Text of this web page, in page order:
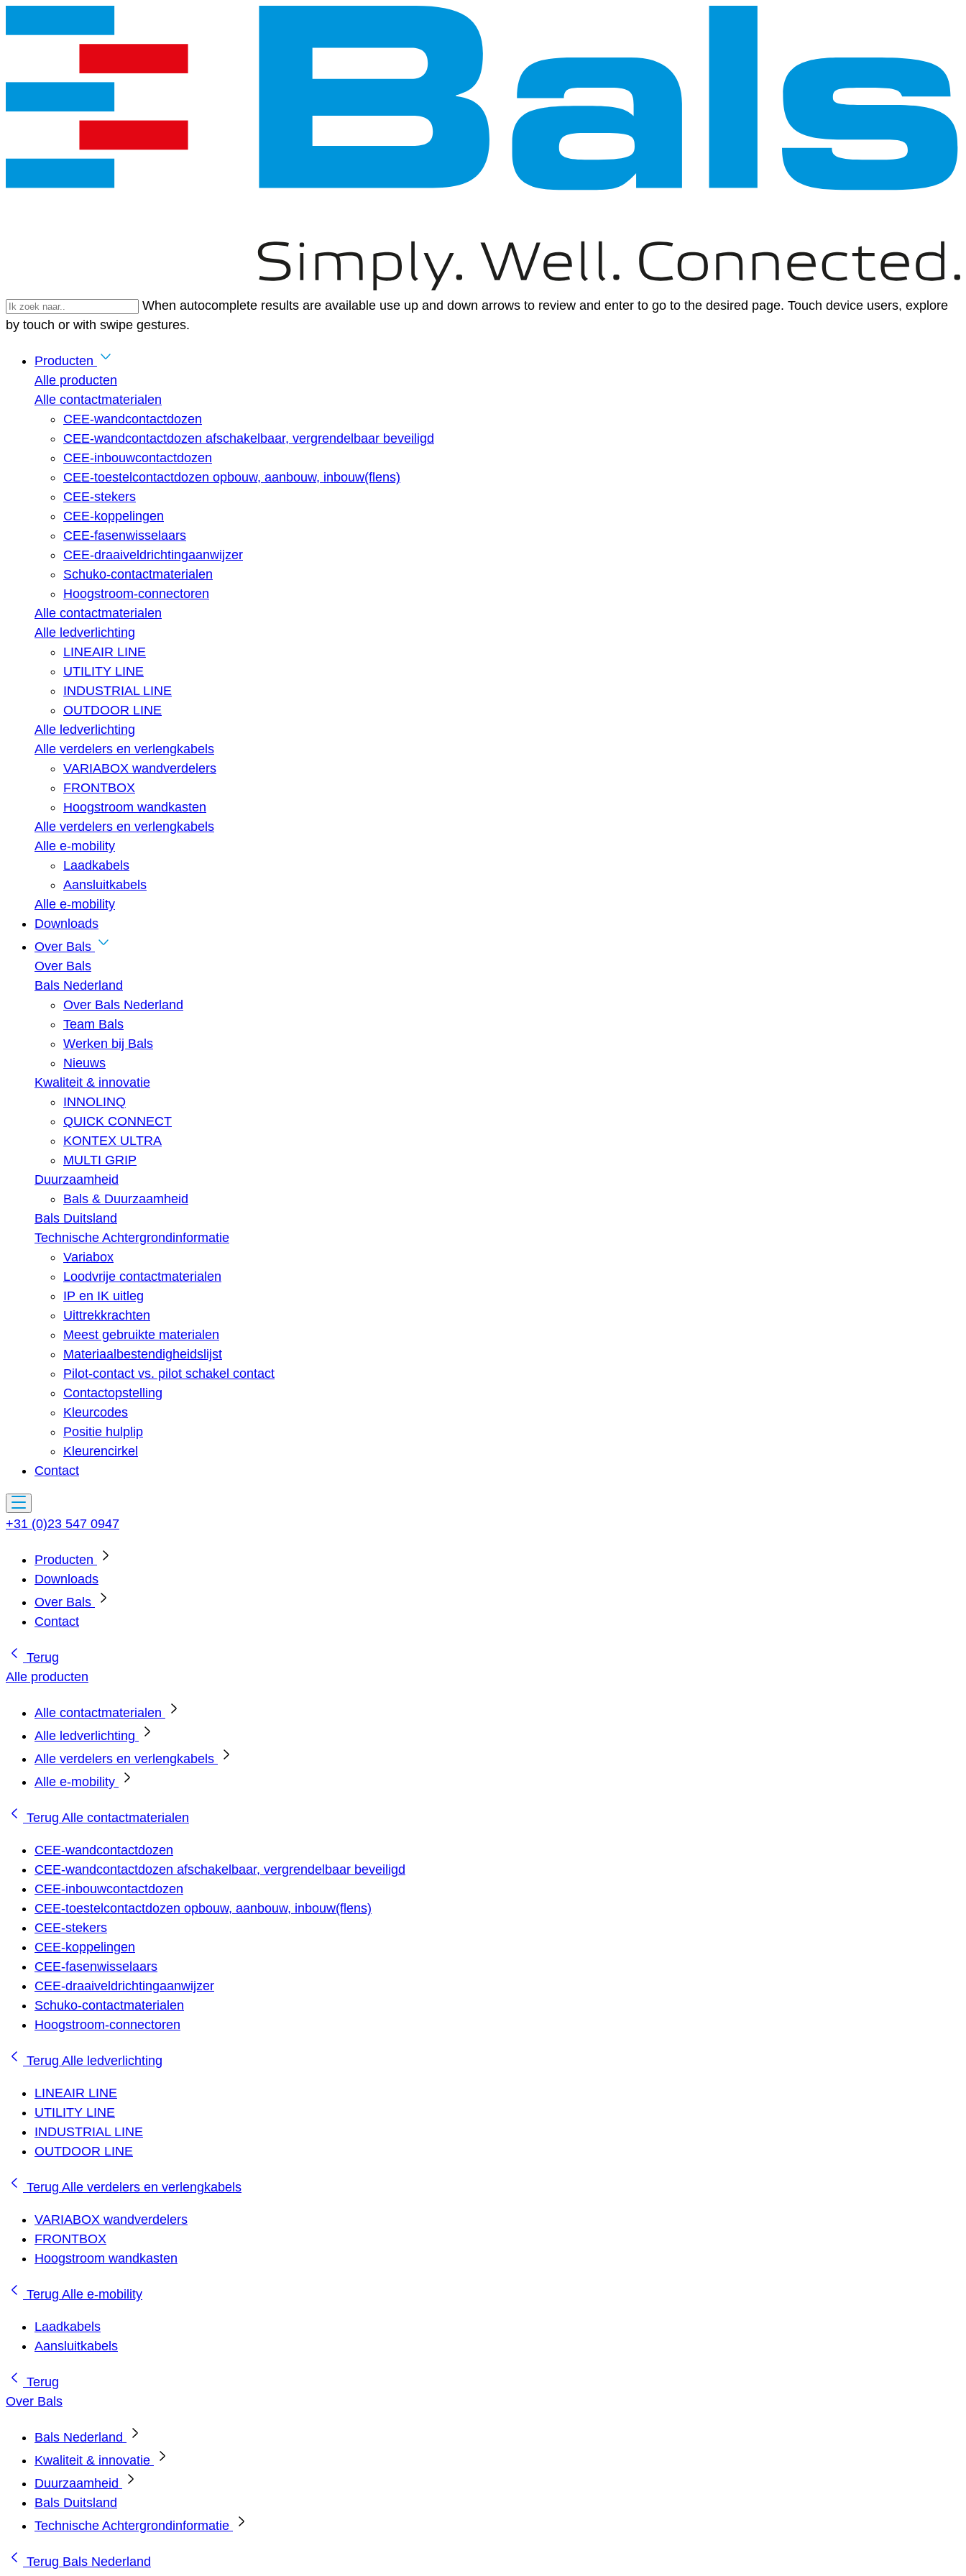
When autocomplete results are available use up and down arrows to review and enter to go to the desired page. Touch device users, explore
by touch or with swipe gestures.
Producten
Alle producten
Alle contactmaterialen
CEE-wandcontactdozen
CEE-wandcontactdozen afschakelbaar, vergrendelbaar beveiligd
CEE-inbouwcontactdozen
CEE-toestelcontactdozen opbouw, aanbouw, inbouw(flens)
CEE-stekers
CEE-koppelingen
CEE-fasenwisselaars
CEE-draaiveldrichtingaanwijzer
Schuko-contactmaterialen
Hoogstroom-connectoren
Alle contactmaterialen
Alle ledverlichting
LINEAIR LINE
UTILITY LINE
INDUSTRIAL LINE
OUTDOOR LINE
Alle ledverlichting
Alle verdelers en verlengkabels
VARIABOX wandverdelers
FRONTBOX
Hoogstroom wandkasten
Alle verdelers en verlengkabels
Alle e-mobility
Laadkabels
Aansluitkabels
Alle e-mobility
Downloads
Over Bals
Over Bals
Bals Nederland
Over Bals Nederland
Team Bals
Werken bij Bals
Nieuws
Kwaliteit & innovatie
INNOLINQ
QUICK CONNECT
KONTEX ULTRA
MULTI GRIP
Duurzaamheid
Bals & Duurzaamheid
Bals Duitsland
Technische Achtergrondinformatie
Variabox
Loodvrije contactmaterialen
IP en IK uitleg
Uittrekkrachten
Meest gebruikte materialen
Materiaalbestendigheidslijst
Pilot-contact vs. pilot schakel contact
Contactopstelling
Kleurcodes
Positie hulplip
Kleurencirkel
Contact
+31 (0)23 547 0947
Producten
Downloads
Over Bals
Contact
Terug
Alle producten
Alle contactmaterialen
Alle ledverlichting
Alle verdelers en verlengkabels
Alle e-mobility
Terug Alle contactmaterialen
CEE-wandcontactdozen
CEE-wandcontactdozen afschakelbaar, vergrendelbaar beveiligd
CEE-inbouwcontactdozen
CEE-toestelcontactdozen opbouw, aanbouw, inbouw(flens)
CEE-stekers
CEE-koppelingen
CEE-fasenwisselaars
CEE-draaiveldrichtingaanwijzer
Schuko-contactmaterialen
Hoogstroom-connectoren
Terug Alle ledverlichting
LINEAIR LINE
UTILITY LINE
INDUSTRIAL LINE
OUTDOOR LINE
Terug Alle verdelers en verlengkabels
VARIABOX wandverdelers
FRONTBOX
Hoogstroom wandkasten
Terug Alle e-mobility
Laadkabels
Aansluitkabels
Terug
Over Bals
Bals Nederland
Kwaliteit & innovatie
Duurzaamheid
Bals Duitsland
Technische Achtergrondinformatie
Terug Bals Nederland